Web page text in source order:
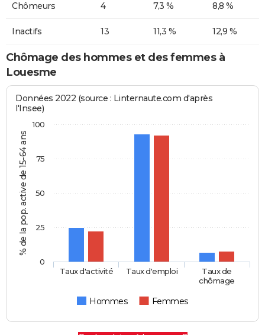
Chômeurs 4 7,3 % 8,8 %
Inactifs 13 11,3 % 12,9 %
Chômage des hommes et des femmes à
Louesme
% de la pop. active de 15-64 ans
Données 2022 (source : Linternaute.com d'après
l'Insee)
Hommes Femmes
Taux d'activité Taux d'emploi
Taux de
chômage
0
25
50
75
100